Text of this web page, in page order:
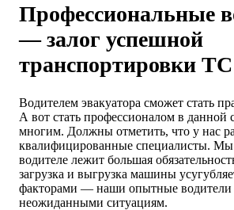
Профессиональные
— залог успешной
транспортировки ТС
Водителем эвакуатора сможет стать
А вот стать профессионалом в
многим. Должны отметить, что у нас
квалифицированные специалисты. Мы
водителе лежит большая
загрузка и выгрузка машины
факторами — наши опытные
неожиданными ситуациям.